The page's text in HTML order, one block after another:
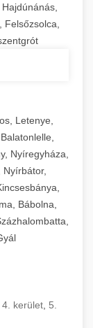
Letenye,
Nyíregyháza,
Bábolna,
4. kerület 5.